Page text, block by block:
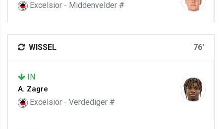
Excelsior - Middenvelder #
WISSEL 76'
IN
A. Zagre
Excelsior - Verdediger #